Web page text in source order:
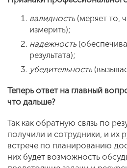
валидность (меряет то,
измерить);
надежность
результата);
убедительность
Теперь ответ на главный
что дальше?
Так как обратную связь по
получили и сотрудники, и их
встрече по планированию
них будет возможность